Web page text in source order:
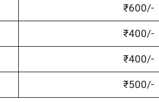
₹600/-
₹400/-
₹400/-
₹500/-